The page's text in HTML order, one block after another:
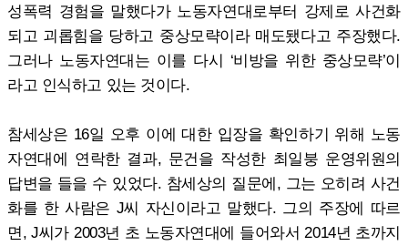
성폭력 경험을 말했다가 노동자연대로부터 강제로 사건화
되고 괴롭힘을 당하고 중상모략이라 매도됐다고 주장했다.
그러나 노동자연대는 이를 다시 ‘비방을 위한 중상모략’이
라고 인식하고 있는 것이다.
참세상은 16일 오후 이에 대한 입장을 확인하기 위해 노동
자연대에 연락한 결과, 문건을 작성한 최일붕 운영위원의
답변을 들을 수 있었다. 참세상의 질문에, 그는 오히려 사건
화를 한 사람은 J씨 자신이라고 말했다. 그의 주장에 따르
면, J씨가 2003년 초 노동자연대에 들어와서 2014년 초까지